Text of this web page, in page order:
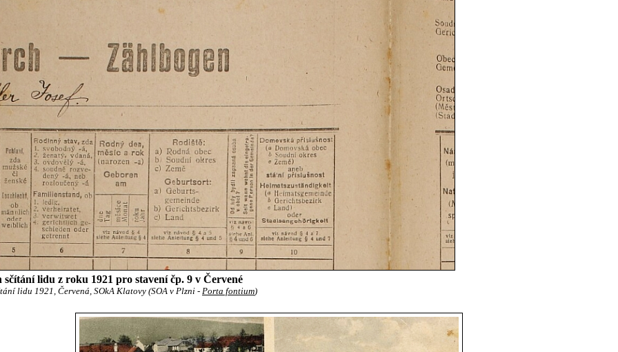
sčítání lidu z roku 1921 pro stavení čp. 9 v Červené
lidu 1921, Červená, SOkA Klatovy (SOA v Plzni - Porta fontium)